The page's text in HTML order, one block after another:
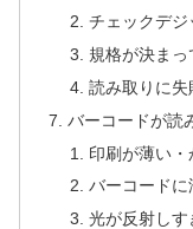
チェックデジ
規格が決ま
読み取りに失
バーコードが読
印刷が薄い・
バーコードに
光が反射し